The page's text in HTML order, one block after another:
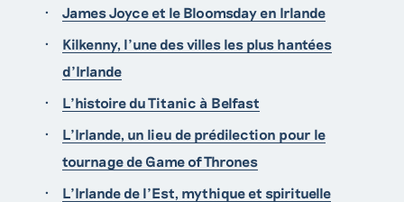
James Joyce et le Bloomsday en Irlande
Kilkenny, l’une des villes les plus hantées
d’Irlande
L’histoire du Titanic à Belfast
L’Irlande, un lieu de prédilection pour le
tournage de Game of Thrones
L’Irlande de l’Est, mythique et spirituelle